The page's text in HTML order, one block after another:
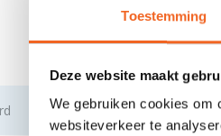
Toestemming
Deze website maakt
We gebruiken cookies om
websiteverkeer te